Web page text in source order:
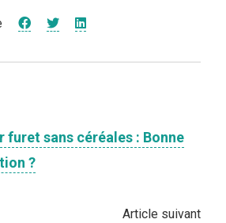
furet sans céréales : Bonne
?
Article suivant